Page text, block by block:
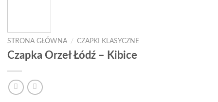
STRONA GŁÓWNA / CZAPKI KLASYCZNE
Czapka Orzeł Łódź – Kibice